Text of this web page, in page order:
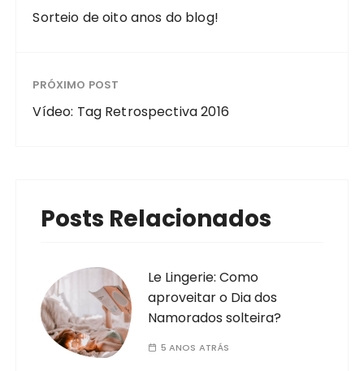
Sorteio de oito anos do blog!
PRÓXIMO POST
Vídeo: Tag Retrospectiva 2016
Posts Relacionados
Le Lingerie: Como
aproveitar o Dia dos
Namorados solteira?
5 ANOS ATRÁS